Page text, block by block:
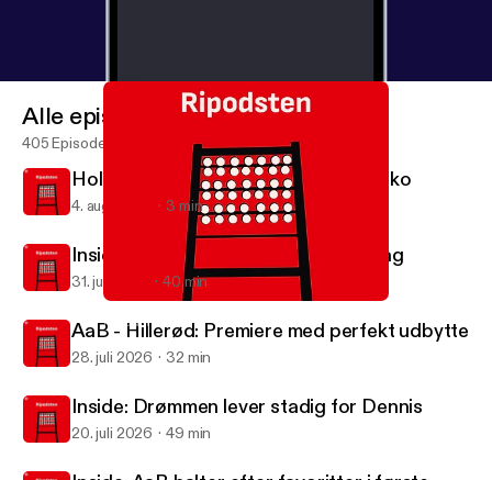
Ripodsten
Alle episoder
405 Episoder
Holstebro B - AaB: Lille flirt med fiasko
4. aug. 2026 3 min
Inside: Comebacks i sigte og nyt tiltag
31. juli 2026 40 min
AaB - Hillerød: Premiere med perfekt udbytte
28. juli 2026 32 min
Inside: Drømmen lever stadig for Dennis
20. juli 2026 49 min